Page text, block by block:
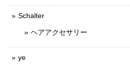
Schalter
ヘアアクセサリー
ye